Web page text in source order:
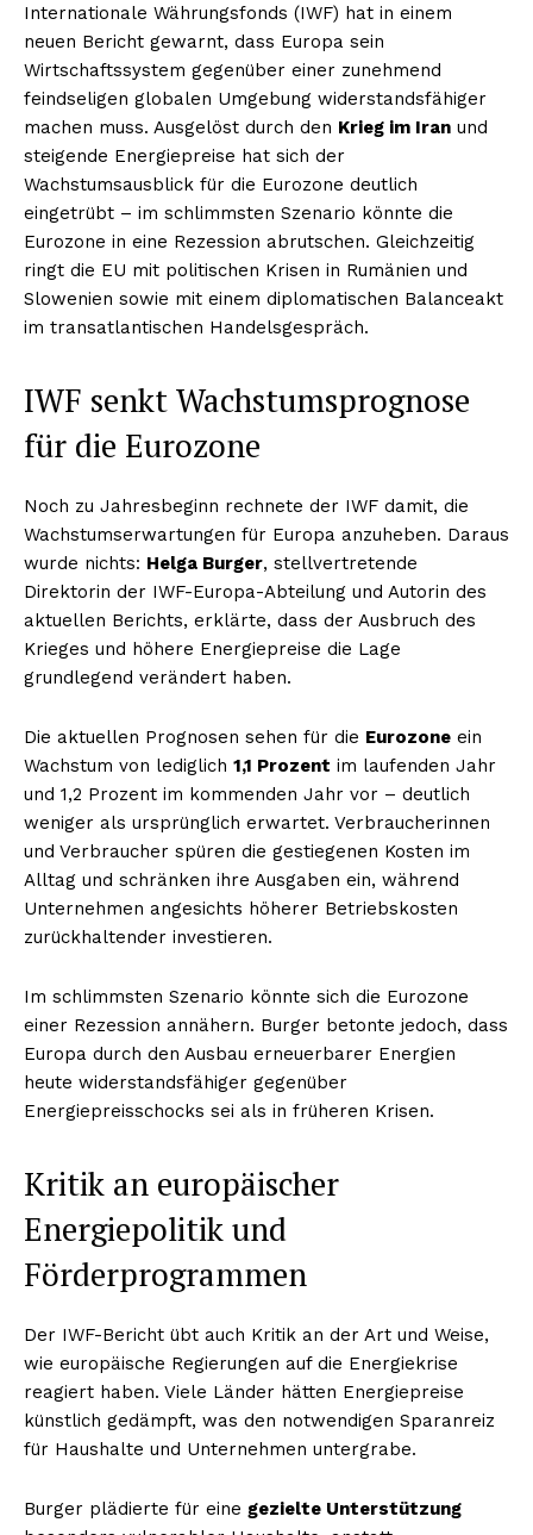
Internationale Währungsfonds (IWF) hat in einem
neuen Bericht gewarnt, dass Europa sein
Wirtschaftssystem gegenüber einer zunehmend
feindseligen globalen Umgebung widerstandsfähiger
machen muss. Ausgelöst durch den Krieg im Iran und
steigende Energiepreise hat sich der
Wachstumsausblick für die Eurozone deutlich
eingetrübt – im schlimmsten Szenario könnte die
Eurozone in eine Rezession abrutschen. Gleichzeitig
ringt die EU mit politischen Krisen in Rumänien und
Slowenien sowie mit einem diplomatischen Balanceakt
im transatlantischen Handelsgespräch.
IWF senkt Wachstumsprognose
für die Eurozone
Noch zu Jahresbeginn rechnete der IWF damit, die
Wachstumserwartungen für Europa anzuheben. Daraus
wurde nichts: Helga Burger, stellvertretende
Direktorin der IWF-Europa-Abteilung und Autorin des
aktuellen Berichts, erklärte, dass der Ausbruch des
Krieges und höhere Energiepreise die Lage
grundlegend verändert haben.
Die aktuellen Prognosen sehen für die Eurozone ein
Wachstum von lediglich 1,1 Prozent im laufenden Jahr
und 1,2 Prozent im kommenden Jahr vor – deutlich
weniger als ursprünglich erwartet. Verbraucherinnen
und Verbraucher spüren die gestiegenen Kosten im
Alltag und schränken ihre Ausgaben ein, während
Unternehmen angesichts höherer Betriebskosten
zurückhaltender investieren.
Im schlimmsten Szenario könnte sich die Eurozone
einer Rezession annähern. Burger betonte jedoch, dass
Europa durch den Ausbau erneuerbarer Energien
heute widerstandsfähiger gegenüber
Energiepreisschocks sei als in früheren Krisen.
Kritik an europäischer
Energiepolitik und
Förderprogrammen
Der IWF-Bericht übt auch Kritik an der Art und Weise,
wie europäische Regierungen auf die Energiekrise
reagiert haben. Viele Länder hätten Energiepreise
künstlich gedämpft, was den notwendigen Sparanreiz
für Haushalte und Unternehmen untergrabe.
Burger plädierte für eine gezielte Unterstützung